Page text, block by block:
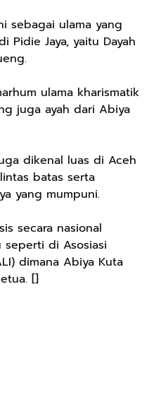
sebagai ulama yang
Pidie Jaya, yaitu Dayah
ulama kharismatik
juga ayah dari Abiya
dikenal luas di Aceh
batas serta
yang mumpuni.
secara nasional
di Asosiasi
dimana Abiya Kuta
[]